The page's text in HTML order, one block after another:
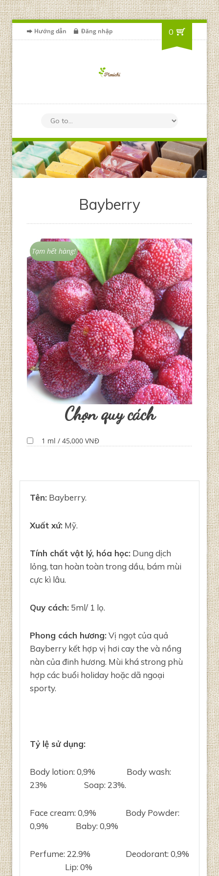
Hướng dẫn Đăng nhập 0
Bayberry
Tạm hết hàng!
Chọn quy cách
1 ml / 45,000 VNĐ
Tên:Bayberry.
Xuất xứ:Mỹ.
Tính chất vật lý, hóa học:Dung dịch
lỏng, tan hoàn toàn trong dầu, bám mùi
cực kì lâu.
Quy cách:5ml/ 1 lọ.
Phong cách hương:Vị ngọt của quả
Bayberry kết hợp vị hơi cay the và nồng
nàn của đinh hương. Mùi khá strong phù
hợp các buổi holiday hoặc dã ngoại
sporty.
Tỷ lệ sử dụng:
Body lotion: 0,9% Body wash:
23% Soap: 23%.
Face cream: 0,9% Body Powder:
0,9% Baby: 0,9%
Perfume: 22.9% Deodorant: 0,9%
Lip: 0%